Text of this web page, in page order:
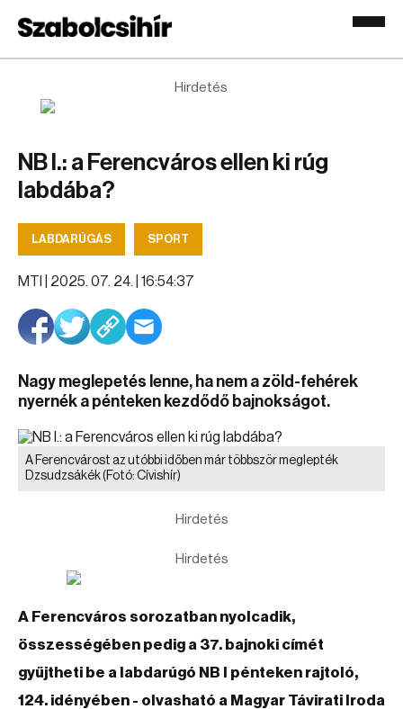
Hirdetés
NB I.: a Ferencváros ellen ki rúg
labdába?
LABDARÚGÁS SPORT
MTI | 2025. 07. 24. | 16:54:37
Nagy meglepetés lenne, ha nem a zöld-fehérek
nyernék a pénteken kezdődő bajnokságot.
A Ferencvárost az utóbbi időben már többször meglepték
Dzsudzsákék(Fotó: Cívishír)
Hirdetés
Hirdetés
A Ferencváros sorozatban nyolcadik,
összességében pedig a 37. bajnoki címét
gyűjtheti be a labdarúgó NB I pénteken rajtoló,
124. idényében - olvasható a Magyar Távirati Iroda